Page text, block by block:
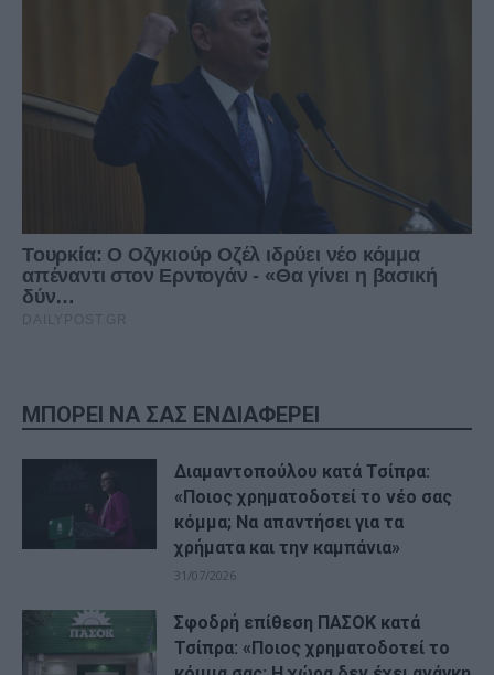
ΜΠΟΡΕΙ ΝΑ ΣΑΣ ΕΝΔΙΑΦΕΡΕΙ
Διαμαντοπούλου κατά Τσίπρα:
«Ποιος χρηματοδοτεί το νέο σας
κόμμα; Να απαντήσει για τα
χρήματα και την καμπάνια»
31/07/2026
Σφοδρή επίθεση ΠΑΣΟΚ κατά
Τσίπρα: «Ποιος χρηματοδοτεί το